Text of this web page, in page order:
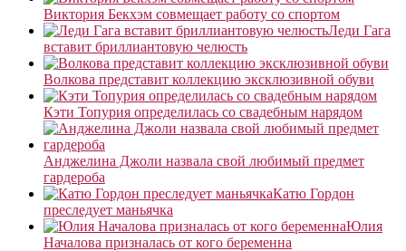
Виктория Бекхэм совмещает работу со спортом
Леди Гага
вставит бриллиантовую челюсть
Волкова представит коллекцию эксклюзивной обуви
Кэти Топурия определилась со свадебным нарядом
Анджелина Джоли назвала свой любимый предмет
гардероба
Катю Гордон
преследует маньячка
Юлия
Началова призналась от кого беременна